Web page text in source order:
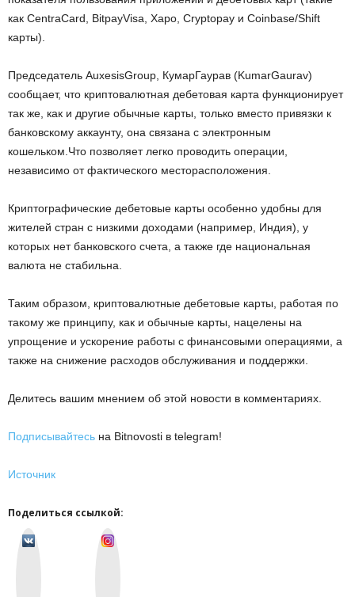
как CentraCard, BitpayVisa, Xapo, Cryptopay и Coinbase/Shift
карты).
Председатель AuxesisGroup, КумарГаурав (KumarGaurav)
сообщает, что криптовалютная дебетовая карта функционирует
так же, как и другие обычные карты, только вместо привязки к
банковскому аккаунту, она связана с электронным
кошельком.Что позволяет легко проводить операции,
независимо от фактического месторасположения.
Криптографические дебетовые карты особенно удобны для
жителей стран с низкими доходами (например, Индия), у
которых нет банковского счета, а также где национальная
валюта не стабильна.
Таким образом, криптовалютные дебетовые карты, работая по
такому же принципу, как и обычные карты, нацелены на
упрощение и ускорение работы с финансовыми операциями, а
также на снижение расходов обслуживания и поддержки.
Делитесь вашим мнением об этой новости в комментариях.
Подписывайтесь на Bitnovosti в telegram!
Источник
Поделиться ссылкой: